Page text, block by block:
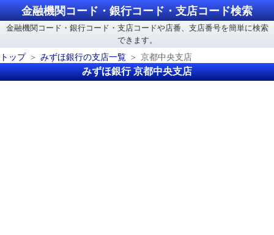
金融機関コード・銀行コード・支店コード検索
金融機関コード・銀行コード・支店コードや店番、支店番号を簡単に検索
できます。
トップ
みずほ銀行の支店一覧 京都中央支店
みずほ銀行 京都中央支店